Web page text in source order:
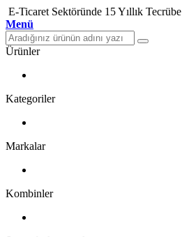
E-Ticaret Sektöründe 15 Yıllık Tecrübe
Menü
Ürünler
Kategoriler
Markalar
Kombinler